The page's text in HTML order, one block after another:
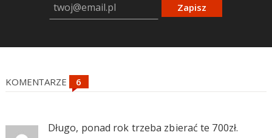
Zapisz
KOMENTARZE
Długo, ponad rok trzeba zbierać te 700zł.